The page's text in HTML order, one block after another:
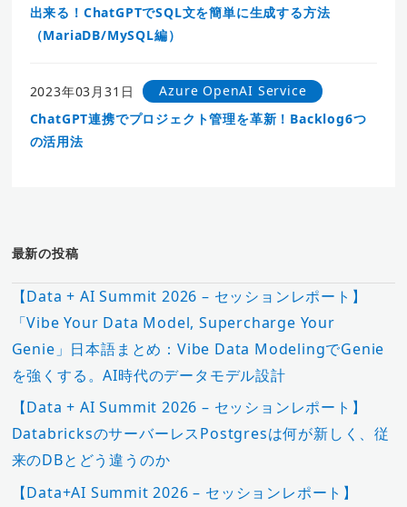
出来る！ChatGPTでSQL文を簡単に生成する方法
（MariaDB/MySQL編）
2023年03月31日
Azure OpenAI Service
ChatGPT連携でプロジェクト管理を革新！Backlog6つ
の活用法
最新の投稿
【Data + AI Summit 2026 – セッションレポート】
「Vibe Your Data Model, Supercharge Your
Genie」日本語まとめ：Vibe Data ModelingでGenie
を強くする。AI時代のデータモデル設計
【Data + AI Summit 2026 – セッションレポート】
DatabricksのサーバーレスPostgresは何が新しく、従
来のDBとどう違うのか
【Data+AI Summit 2026 – セッションレポート】